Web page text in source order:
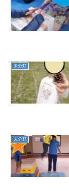
未分類
未分類